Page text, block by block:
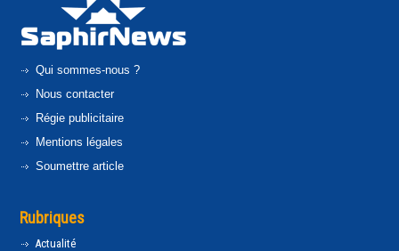
Qui sommes-nous ?
Nous contacter
Régie publicitaire
Mentions légales
Soumettre article
Rubriques
Actualité